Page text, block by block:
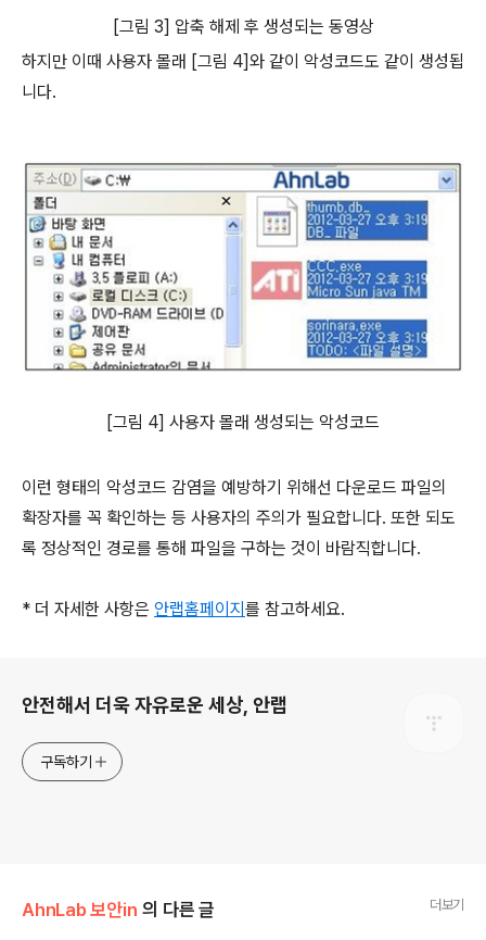
[그림 3] 압축 해제 후 생성되는 동영상
하지만 이때 사용자 몰래 [그림 4]와 같이 악성코드도 같이 생성됩
니다.
[그림 4] 사용자 몰래 생성되는 악성코드
이런 형태의 악성코드 감염을 예방하기 위해선 다운로드 파일의
확장자를 꼭 확인하는 등 사용자의 주의가 필요합니다. 또한 되도
록 정상적인 경로를 통해 파일을 구하는 것이 바람직합니다.
* 더 자세한 사항은 안랩홈페이지를 참고하세요.
안전해서 더욱 자유로운 세상, 안랩
구독하기
AhnLab 보안in 의 다른 글 더보기